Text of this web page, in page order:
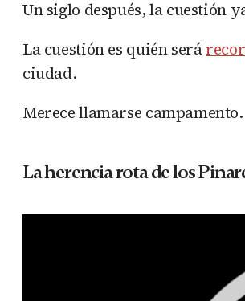
Un siglo después, la cuestión
La cuestión es quién será
ciudad.
Merece llamarse campamento.
La herencia rota de los